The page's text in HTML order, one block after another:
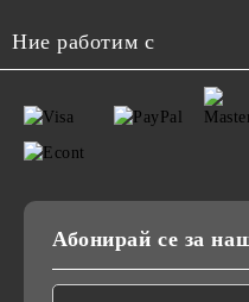
Ние работим с
Абонирай се за